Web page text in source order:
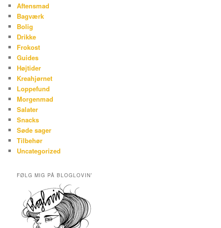
Aftensmad
Bagværk
Bolig
Drikke
Frokost
Guides
Højtider
Kreahjørnet
Loppefund
Morgenmad
Salater
Snacks
Søde sager
Tilbehør
Uncategorized
FØLG MIG PÅ BLOGLOVIN’